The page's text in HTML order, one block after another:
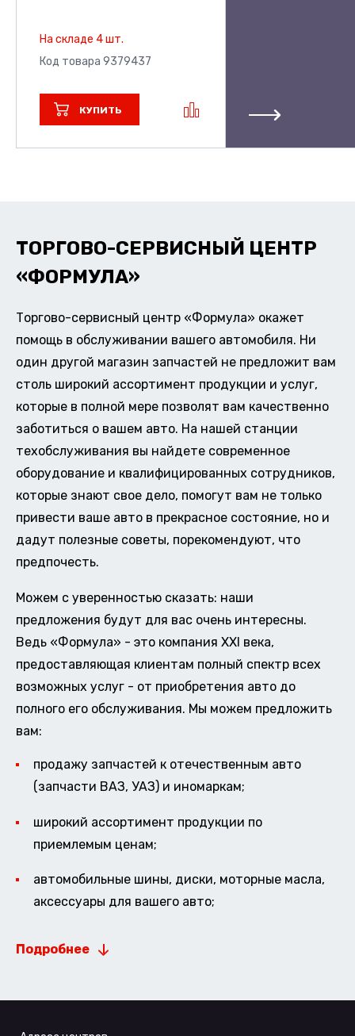
На складе 4 шт.
Код товара 9379437
КУПИТЬ
ТОРГОВО-СЕРВИСНЫЙ ЦЕНТР
«ФОРМУЛА»
Торгово-сервисный центр «Формула» окажет
помощь в обслуживании вашего автомобиля. Ни
один другой магазин запчастей не предложит вам
столь широкий ассортимент продукции и услуг,
которые в полной мере позволят вам качественно
заботиться о вашем авто. На нашей станции
техобслуживания вы найдете современное
оборудование и квалифицированных сотрудников,
которые знают свое дело, помогут вам не только
привести ваше авто в прекрасное состояние, но и
дадут полезные советы, порекомендуют, что
предпочесть.
Можем с уверенностью сказать: наши
предложения будут для вас очень интересны.
Ведь «Формула» - это компания XXI века,
предоставляющая клиентам полный спектр всех
возможных услуг - от приобретения авто до
полного его обслуживания. Мы можем предложить
вам:
продажу запчастей к отечественным авто
(запчасти ВАЗ, УАЗ) и иномаркам;
широкий ассортимент продукции по
приемлемым ценам;
автомобильные шины, диски, моторные масла,
аксессуары для вашего авто;
Подробнее